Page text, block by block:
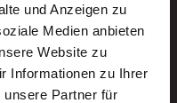
und Anzeigen zu
Medien anbieten
Website zu
Informationen zu Ihrer
unsere Partner für
E-Mail.
von AWO